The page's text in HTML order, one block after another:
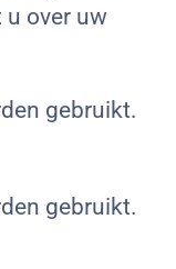
u over uw
gebruikt.
gebruikt.